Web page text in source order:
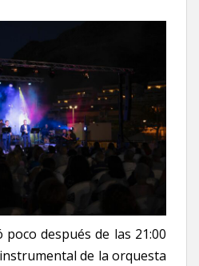
después de las 21:00
de la orquesta